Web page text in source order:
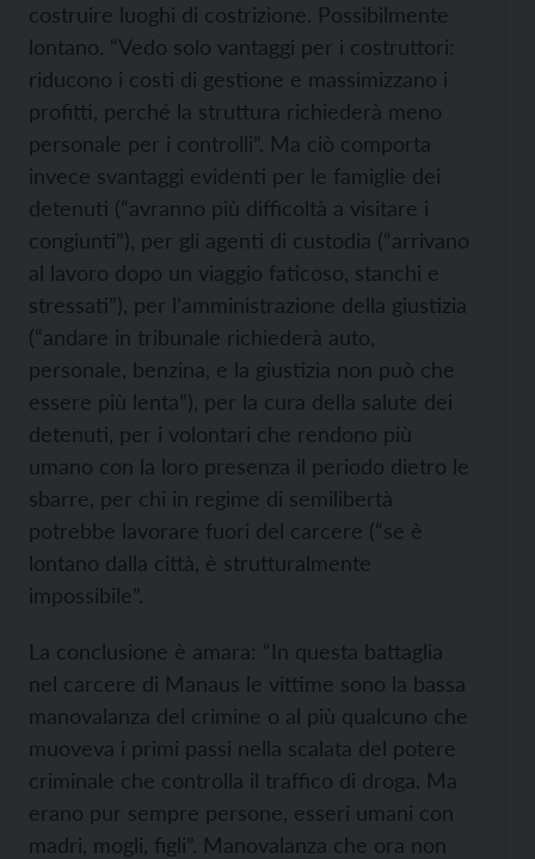
costruire luoghi di costrizione. Possibilmente
lontano. “Vedo solo vantaggi per i costruttori:
riducono i costi di gestione e massimizzano i
profitti, perché la struttura richiederà meno
personale per i controlli”. Ma ciò comporta
invece svantaggi evidenti per le famiglie dei
detenuti (“avranno più difficoltà a visitare i
congiunti”), per gli agenti di custodia (“arrivano
al lavoro dopo un viaggio faticoso, stanchi e
stressati”), per l’amministrazione della giustizia
(“andare in tribunale richiederà auto,
personale, benzina, e la giustizia non può che
essere più lenta”), per la cura della salute dei
detenuti, per i volontari che rendono più
umano con la loro presenza il periodo dietro le
sbarre, per chi in regime di semilibertà
potrebbe lavorare fuori del carcere (“se è
lontano dalla città, è strutturalmente
impossibile”.
La conclusione è amara: “In questa battaglia
nel carcere di Manaus le vittime sono la bassa
manovalanza del crimine o al più qualcuno che
muoveva i primi passi nella scalata del potere
criminale che controlla il traffico di droga. Ma
erano pur sempre persone, esseri umani con
madri, mogli, figli”. Manovalanza che ora non